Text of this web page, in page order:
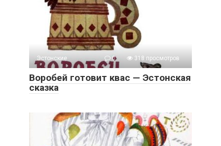
Эстонские 0 318 просмотров
Воробей готовит квас — Эстонская
сказка